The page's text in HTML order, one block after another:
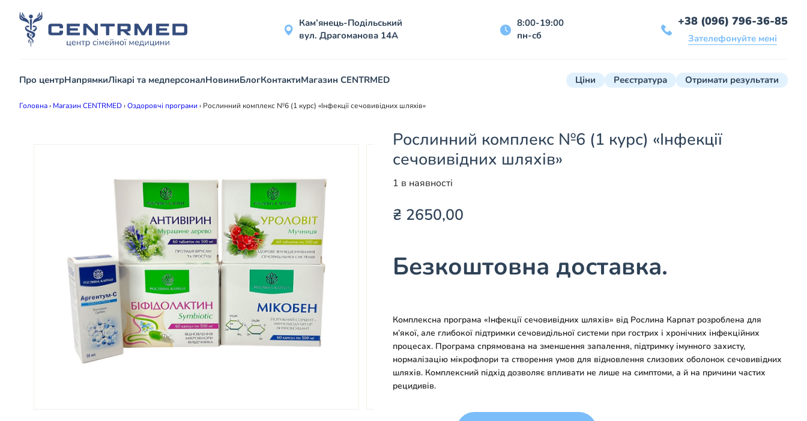
Кам’янець-Подільський
вул. Драгоманова 14А
8:00-19:00
пн-сб
+38 (096) 796-36-85
Зателефонуйте мені
Про центрНапрямкиЛікарі та медперсоналНовиниБлогКонтактиМагазин CENTRMED Ціни Реєстратура Отримати результати
Головна› Магазин CENTRMED›Оздоровчі програми › Рослинний комплекс №6 (1 курс) «Інфекції сечовивідних шляхів»
Рослинний комплекс №6 (1 курс) «Інфекції
сечовивідних шляхів»
1 в наявності
₴ 2650,00
Безкоштовна доставка.
Комплексна програма «Інфекції сечовивідних шляхів» від Рослина Карпат розроблена для
м’якої, але глибокої підтримки сечовидільної системи при гострих і хронічних інфекційних
процесах. Програма спрямована на зменшення запалення, підтримку імунного захисту,
нормалізацію мікрофлори та створення умов для відновлення слизових оболонок сечовивідних
шляхів. Комплексний підхід дозволяє впливати не лише на симптоми, а й на причини частих
рецидивів.